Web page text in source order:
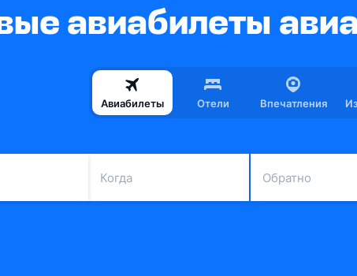
авиабилеты
Авиабилеты Отели Впечатления
Когда Обратно